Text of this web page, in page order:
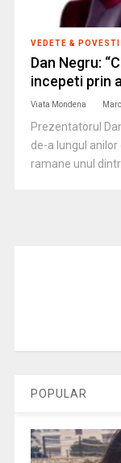
VEDETE & POVESTI
Dan Negru:
incepeti prin
Viata Mondena
Prezentatorul
de-a lungul
ramane unul
POPULAR